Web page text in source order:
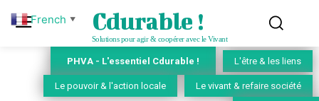
Cdurable !
Solutions pour agir & coopérer avec le Vivant
PHVA - L'essentiel Cdurable ! L'être & les liens
Le pouvoir & l'action locale Le vivant & refaire société
French ▼